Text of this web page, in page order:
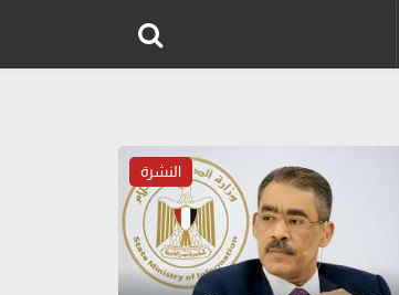
النشرة